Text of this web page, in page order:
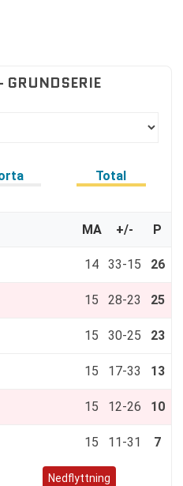
Total
MA +/- P
14 33-15 26
15 28-23 25
15 30-25 23
15 17-33 13
15 12-26 10
15 11-31 7
Nedflyttning